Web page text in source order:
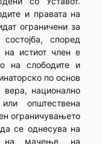
и правата на
ограничени за
според
на истиот член е
на слободите и
по основ
вера, национално
општествена
ограничувањето
се однесува на
на мачење, на